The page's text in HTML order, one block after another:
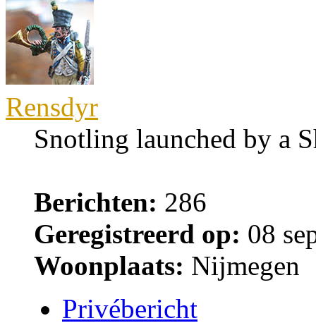
Rensdyr
Snotling launched by a
Berichten: 286
Geregistreerd op: 08
Woonplaats: Nijmegen
Privébericht